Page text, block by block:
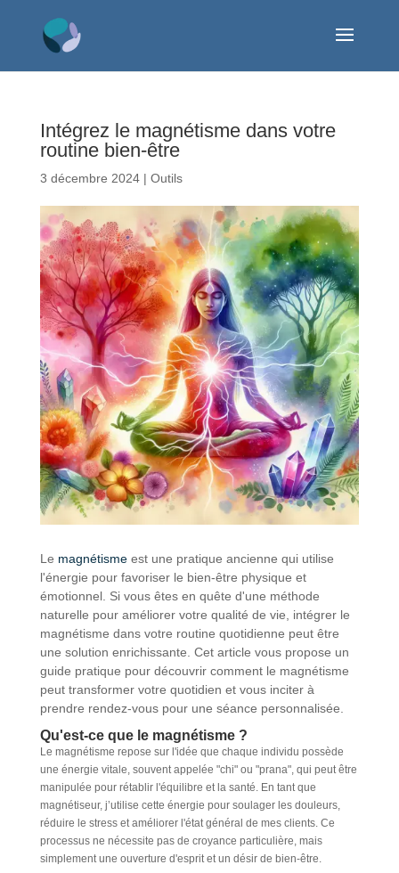
Intégrez le magnétisme dans votre
routine bien-être
3 décembre 2024| Outils
Le magnétismeest une pratique ancienne qui utilise
l'énergie pour favoriser le bien-être physique et
émotionnel. Si vous êtes en quête d'une méthode
naturelle pour améliorer votre qualité de vie, intégrer le
magnétisme dans votre routine quotidienne peut être
une solution enrichissante. Cet article vous propose un
guide pratique pour découvrir comment le magnétisme
peut transformer votre quotidien et vous inciter à
prendre rendez-vous pour une séance personnalisée.
Qu'est-ce que le magnétisme ?
Le magnétisme repose sur l'idée que chaque individu possède
une énergie vitale, souvent appelée "chi" ou "prana", qui peut être
manipulée pour rétablir l'équilibre et la santé. En tant que
magnétiseur, j’utilise cette énergie pour soulager les douleurs,
réduire le stress et améliorer l'état général de mes clients. Ce
processus ne nécessite pas de croyance particulière, mais
simplement une ouverture d'esprit et un désir de bien-être.